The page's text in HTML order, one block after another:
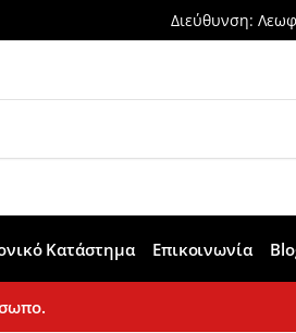
Διεύθυνση:
Κατάστημα Επικοινωνία